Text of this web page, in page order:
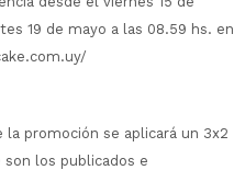
19 de mayo a las 08.59 hs. en
la promoción se aplicará un 3x2
los publicados e